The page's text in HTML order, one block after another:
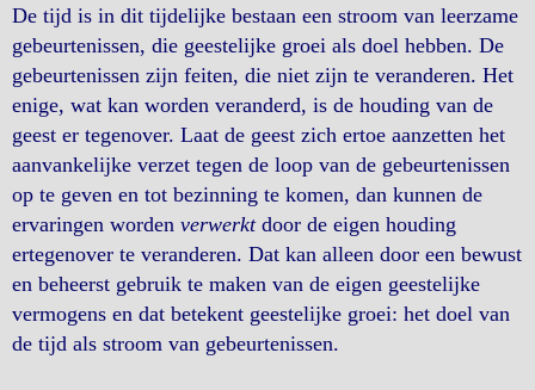
De tijd is in dit tijdelijke bestaan een stroom van leerzame
gebeurtenissen, die geestelijke groei als doel hebben. De
gebeurtenissen zijn feiten, die niet zijn te veranderen. Het
enige, wat kan worden veranderd, is de houding van de
geest er tegenover. Laat de geest zich ertoe aanzetten het
aanvankelijke verzet tegen de loop van de gebeurtenissen
op te geven en tot bezinning te komen, dan kunnen de
ervaringen worden verwerktdoor de eigen houding
ertegenover te veranderen. Dat kan alleen door een bewust
en beheerst gebruik te maken van de eigen geestelijke
vermogens en dat betekent geestelijke groei: het doel van
de tijd als stroom van gebeurtenissen.